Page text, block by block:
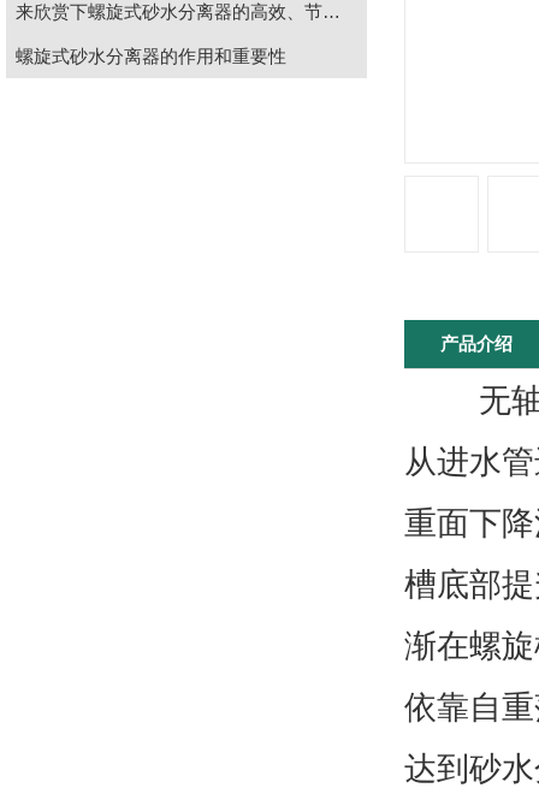
产品介绍
无轴螺
从进水
重面下
槽底部
渐在螺
依靠自
达到砂
来欣赏下螺旋式砂水分离器的高效、节能、环保
螺旋式砂水分离器的作用和重要性